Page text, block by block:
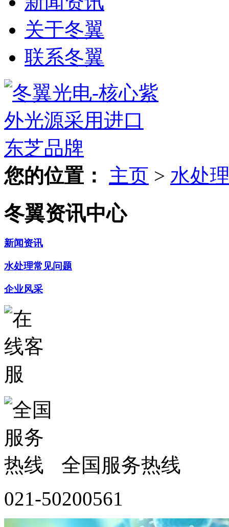
关于冬翼
联系冬翼
您的位置： 主页 > 水处
冬翼资讯中心
新闻资讯
水处理常见问题
企业风采
全国服务热线
021-50200561